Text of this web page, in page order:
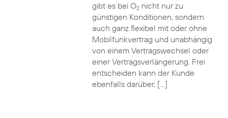
gibt es bei O2nicht nur zu
günstigen Konditionen, sondern
auch ganz flexibel mit oder ohne
Mobilfunkvertrag und unabhängig
von einem Vertragswechsel oder
einer Vertragsverlängerung. Frei
entscheiden kann der Kunde
ebenfalls darüber, […]